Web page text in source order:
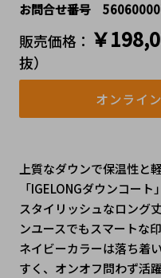
お問合せ番号
販売価格： ￥
抜）
オンライ
上質なダウンで保温性と
「IGELONGダウンコート
スタイリッシュなロング
ンユースでもスマートな
ネイビーカラーは落ち着
すく、オンオフ問わず活